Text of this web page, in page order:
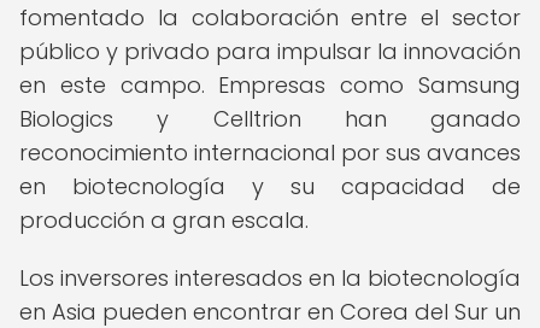
fomentado la colaboración entre el sector
público y privado para impulsar la innovación
en este campo. Empresas como Samsung
Biologics y Celltrion han ganado
reconocimiento internacional por sus avances
en biotecnología y su capacidad de
producción a gran escala.
Los inversores interesados en la biotecnología
en Asia pueden encontrar en Corea del Sur un